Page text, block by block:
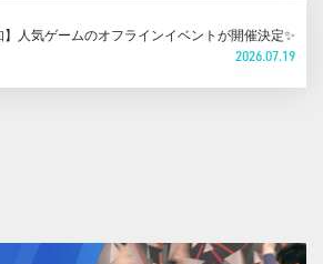
】人気ゲームのオフラインイベントが開催決定✨
2026.07.19